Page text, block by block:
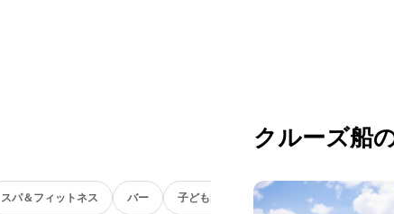
スパ＆フィットネス バー 子ども向け
クルーズ船